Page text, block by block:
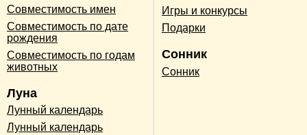
Совместимость имен
Совместимость по дате
рождения
Совместимость по годам
животных
Луна
Лунный календарь
Лунный календарь
Игры и конкурсы
Подарки
Сонник
Сонник